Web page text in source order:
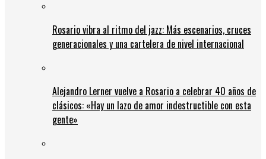
Rosario vibra al ritmo del jazz: Más escenarios, cruces
generacionales y una cartelera de nivel internacional
Alejandro Lerner vuelve a Rosario a celebrar 40 años de
clásicos: «Hay un lazo de amor indestructible con esta
gente»